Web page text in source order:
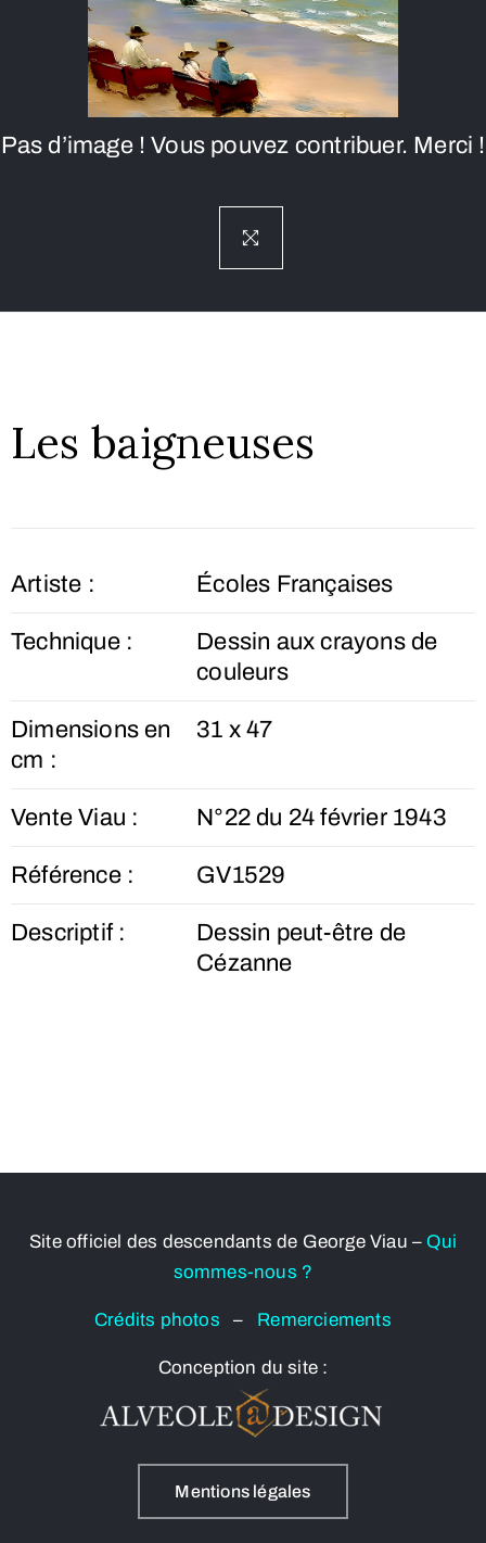
Pas d’image ! Vous pouvez contribuer. Merci !
Les baigneuses
Artiste : Écoles Françaises
Technique :
Dessin aux crayons de
couleurs
Dimensions en
cm :
31 x 47
Vente Viau : N°22 du 24 février 1943
Référence : GV1529
Descriptif :
Dessin peut-être de
Cézanne
Site officiel des descendants de George Viau – Qui
sommes-nous ?
Crédits photos– Remerciements
Conception du site :
Mentions légales